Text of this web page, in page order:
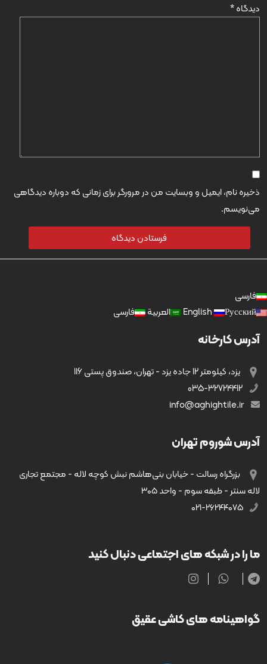
دیدگاه*
ذخیره نام، ایمیل و وبسایت من در مرورگر برای زمانی که دوباره دیدگاهی
می‌نویسم.
فارسی
English
Русский العربية فارسی
آدرس کارخانه
یزد، کیلومتر 12 جاده یزد - تهران، صندوق پستی 116
آدرس شوروم تهران
بزرگراه رسالت - خیابان بنی‌هاشم نبش کوچه لاله - مجتمع تجاری
لاله سنتر - طبقه سوم - واحد ۳۰۵
۰۲۱-۲۶۲۴۴۰۷۵
ما را در شبکه های اجتماعی دنبال کنید
گواهینامه های کاشی عقیق